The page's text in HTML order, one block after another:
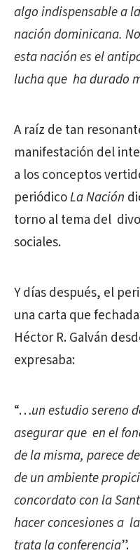
algo indispensable a
nación dominicana.
esta nación es el
lucha que ha durado
A raíz de tan
manifestación del
a los conceptos
periódicoLa Nación
torno al tema del
sociales.
Y días después, el
una carta que
Héctor R. Galván
expresaba:
“…un estudio sereno
asegurar que en el
de la misma, parece
de un ambiente
concordato con la
hacer concesiones a
trata la conferencia”.